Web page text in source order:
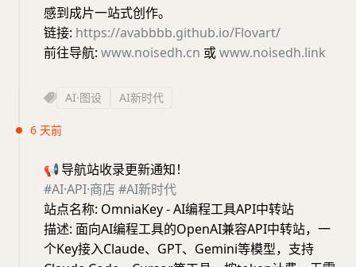
感到成片一站式创作。
链接: https://avabbbb.github.io/Flovart/
前往导航: www.noisedh.cn 或www.noisedh.link
AI·图设 AI新时代
6 天前
📢导航站收录更新通知！
#AI·API·商店 #AI新时代
站点名称: OmniaKey - AI编程工具API中转站
描述: 面向AI编程工具的OpenAI兼容API中转站，一
个Key接入Claude、GPT、Gemini等模型，支持